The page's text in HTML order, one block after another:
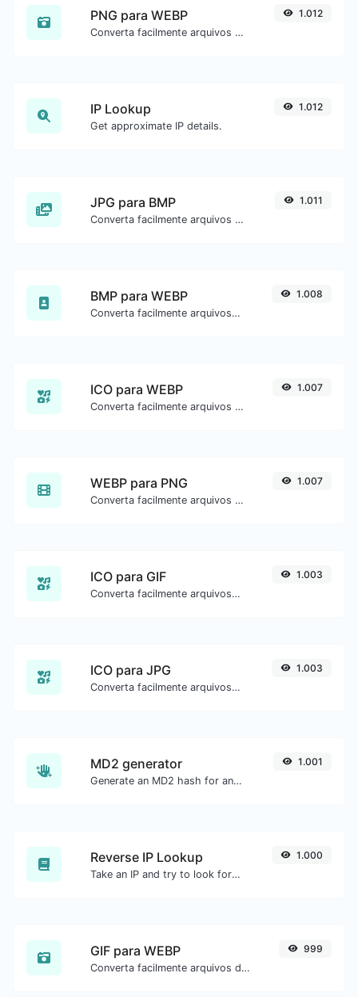
PNG para WEBP
Converta facilmente arquivos de imagem PNG para WEBP.
1.012
IP Lookup
Get approximate IP details.
1.012
JPG para BMP
Converta facilmente arquivos de imagem JPG para BMP.
1.011
BMP para WEBP
Converta facilmente arquivos de imagem BMP para WEBP.
1.008
ICO para WEBP
Converta facilmente arquivos de imagem ICO para WEBP.
1.007
WEBP para PNG
Converta facilmente arquivos de imagem WEBP para PNG.
1.007
ICO para GIF
Converta facilmente arquivos de imagem ICO para GIF.
1.003
ICO para JPG
Converta facilmente arquivos de imagem ICO para JPG.
1.003
MD2 generator
Generate an MD2 hash for any string input.
1.001
Reverse IP Lookup
Take an IP and try to look for the domain/host associated with it.
1.000
GIF para WEBP
Converta facilmente arquivos de imagem GIF para WEBP.
999